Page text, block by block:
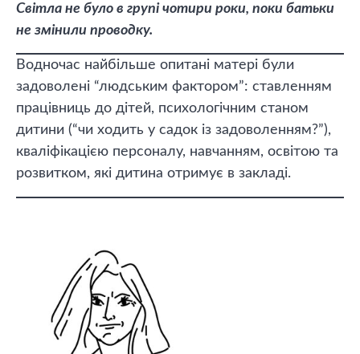
Світла не було в групі чотири роки, поки батьки
не змінили проводку.
Водночас найбільше опитані матері були
задоволені “людським фактором”: ставленням
працівниць до дітей, психологічним станом
дитини (“чи ходить у садок із задоволенням?”),
кваліфікацією персоналу, навчанням, освітою та
розвитком, які дитина отримує в закладі.